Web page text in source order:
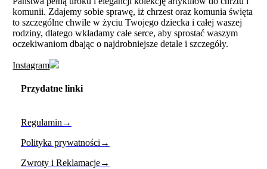
komunii. Zdajemy sobie sprawę, iż chrzest oraz komunia święta
to szczególne chwile w życiu Twojego dziecka i całej waszej
rodziny, dlatego wkładamy całe serce, aby sprostać waszym
oczekiwaniom dbając o najdrobniejsze detale i szczegóły.
Instagram
Przydatne linki
Regulamin→
Polityka prywatności→
Zwroty i Reklamacje→